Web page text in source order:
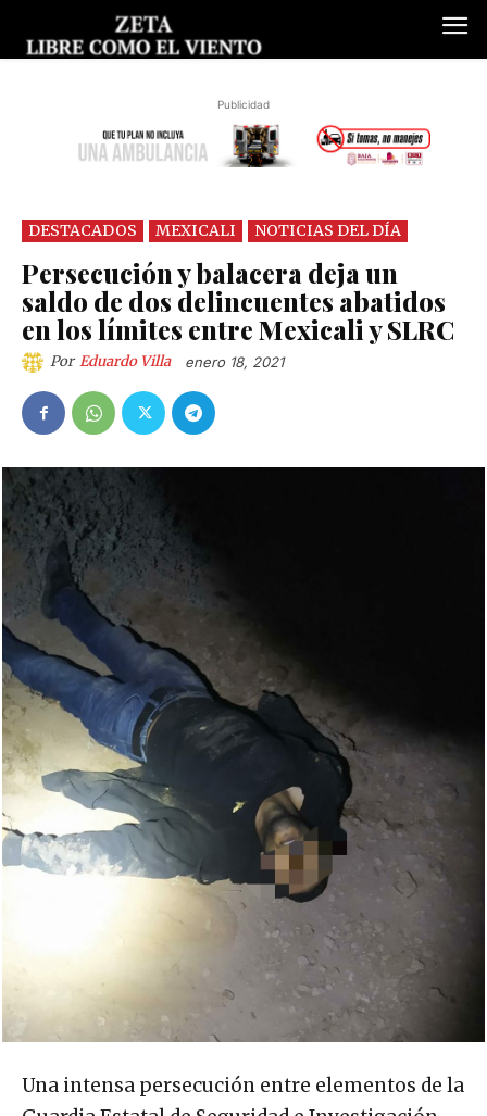
Publicidad
DESTACADOS MEXICALI NOTICIAS DEL DÍA
Persecución y balacera deja un
saldo de dos delincuentes abatidos
en los límites entre Mexicali y SLRC
Por Eduardo Villa enero 18, 2021
Una intensa persecución entre elementos de la